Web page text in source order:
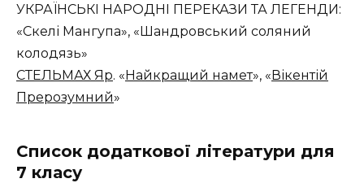
УКРАЇНСЬКІ НАРОДНІ ПЕРЕКАЗИ ТА ЛЕГЕНДИ:
«Скелі Мангупа», «Шандровський соляний
колодязь»
СТЕЛЬМАХ Яр. «Найкращий намет», «Вікентій
Прерозумний»
Список додаткової літератури для
7 класу